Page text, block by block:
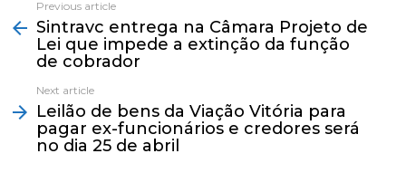
more
Previous article
Sintravc entrega na Câmara Projeto de
Lei que impede a extinção da função
de cobrador
Next article
Leilão de bens da Viação Vitória para
pagar ex-funcionários e credores será
no dia 25 de abril